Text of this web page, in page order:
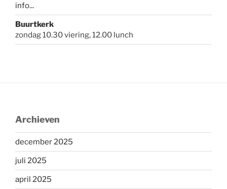
info...
Buurtkerk
zondag 10.30 viering, 12.00 lunch
Archieven
december 2025
juli 2025
april 2025